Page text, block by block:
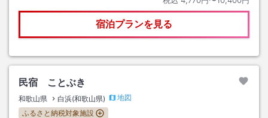
宿泊プランを見る
民宿 ことぶき
和歌山県 白浜(和歌山県)
地図
ふるさと納税対象施設